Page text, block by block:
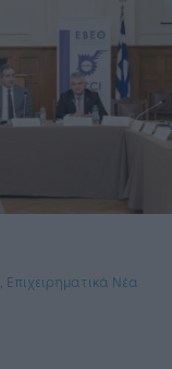
Επιχειρηματικά Νέα